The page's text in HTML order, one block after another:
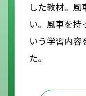
した教材。
い。風車を持
いう学習内容
た。